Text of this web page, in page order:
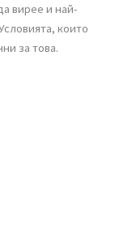
вирее и най-
които
за това.